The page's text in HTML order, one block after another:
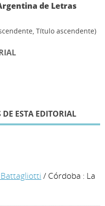
de Letras
Título ascendente)
ESTA EDITORIAL
/ Córdoba : La